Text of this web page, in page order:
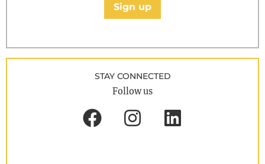
Sign up
STAY CONNECTED
Follow us